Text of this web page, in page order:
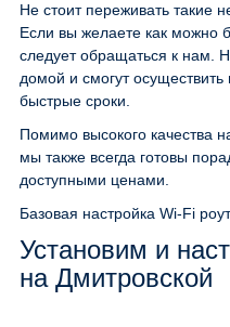
Не стоит переживать такие
Если вы желаете как можно
следует обращаться к нам.
домой и смогут осуществить
быстрые сроки.
Помимо высокого качества
мы также всегда готовы
доступными ценами.
Базовая настройка Wi-Fi
Установим и
на Дмитровской